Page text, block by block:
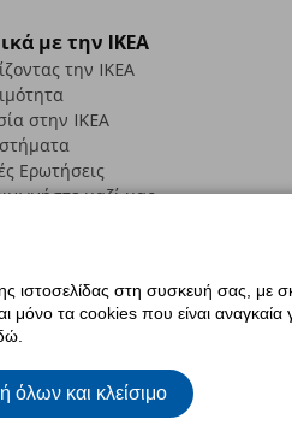
με την IKEA
την IKEA
στην IKEA
Ερωτήσεις
μαζί μας
Γενική
στη συσκευή σας, με
τα cookies που είναι αναγκαία
όλων και κλείσιμο